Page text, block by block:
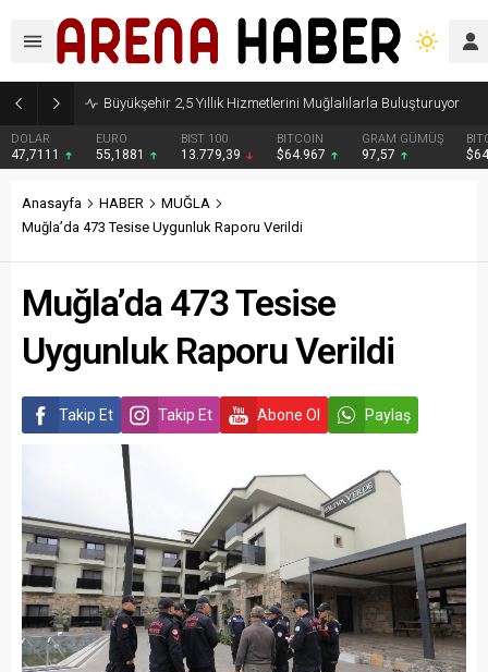
Büyükşehir 2,5 Yıllık Hizmetlerini Muğlalılarla Buluşturuyor
DOLAR
47,7111
EURO
55,1881
BIST 100
13.779,39
BITCOIN
$64.967
GRAM GÜMÜŞ
97,57
Anasayfa HABER
MUĞLA
Muğla’da 473 Tesise Uygunluk Raporu Verildi
Muğla’da 473 Tesise
Uygunluk Raporu Verildi
Takip Et Takip Et Abone Ol Paylaş